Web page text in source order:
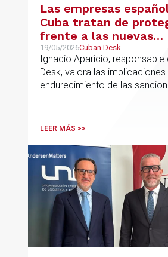
Las empresas
Cuba tratan de
frente a las nuevas
sanciones millonarias
prepara Estados
19/05/2026Cuban Desk
Ignacio Aparicio, responsable
Desk, valora las implicaciones
endurecimiento de las
LEER MÁS >>